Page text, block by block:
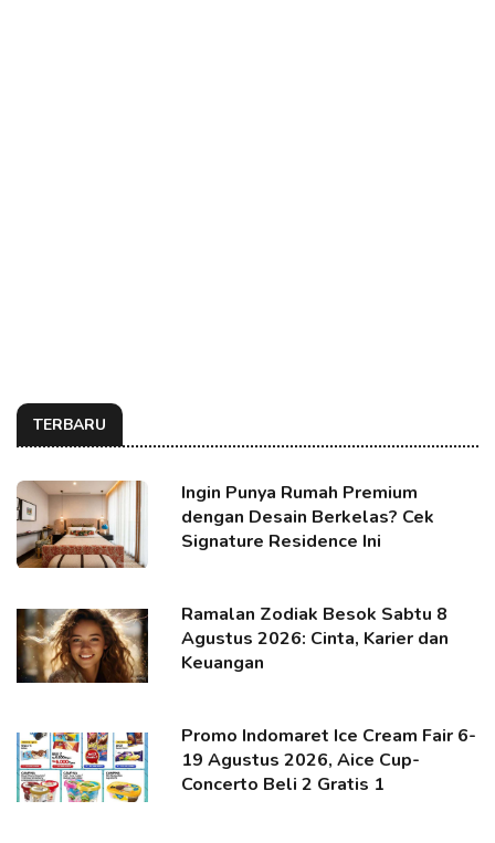
TERBARU
Ingin Punya Rumah Premium
dengan Desain Berkelas? Cek
Signature Residence Ini
Ramalan Zodiak Besok Sabtu 8
Agustus 2026: Cinta, Karier dan
Keuangan
Promo Indomaret Ice Cream Fair 6-
19 Agustus 2026, Aice Cup-
Concerto Beli 2 Gratis 1